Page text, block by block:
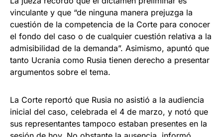
vinculante y que “de ninguna manera prejuzga la
cuestión de la competencia de la Corte para conocer
el fondo del caso o de cualquier cuestión relativa a la
admisibilidad de la demanda”. Asimismo, apuntó que
tanto Ucrania como Rusia tienen derecho a presentar
argumentos sobre el tema.
La Corte reportó que Rusia no asistió a la audiencia
inicial del caso, celebrada el 4 de marzo, y notó que
sus representantes tampoco estaban presentes en la